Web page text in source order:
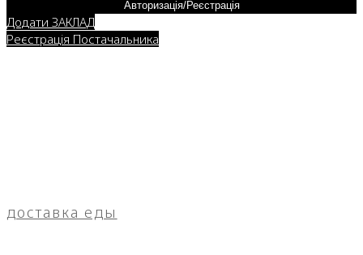
Авторизація/Реєстрація
Додати ЗАКЛАД
Реєстрація Постачальника
доставка еды